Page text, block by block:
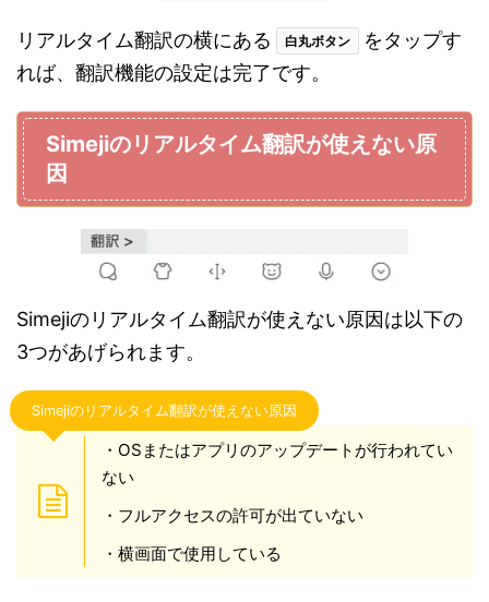
リアルタイム翻訳の横にある 白丸ボタン
をタップす
れば、翻訳機能の設定は完了です。
Simejiのリアルタイム翻訳が使えない原
因
Simejiのリアルタイム翻訳が使えない原因は以下の
3つがあげられます。
Simejiのリアルタイム翻訳が使えない原因
・OSまたはアプリのアップデートが行われてい
ない
・フルアクセスの許可が出ていない
・横画面で使用している